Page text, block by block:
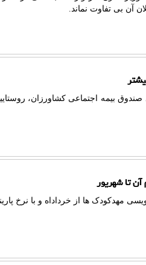
آن بی تفاوت نماند.
تا شهریور
مهدکودک ها از خرداداه و با نرخ